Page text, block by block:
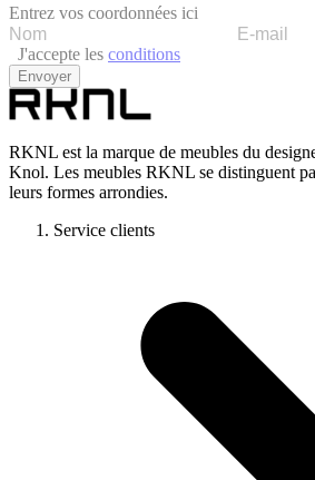
Entrez vos coordonnées ici
J'accepte les conditions
Envoyer
RKNL est la marque de meubles du
Knol. Les meubles RKNL se distinguent
leurs formes arrondies.
Service clients